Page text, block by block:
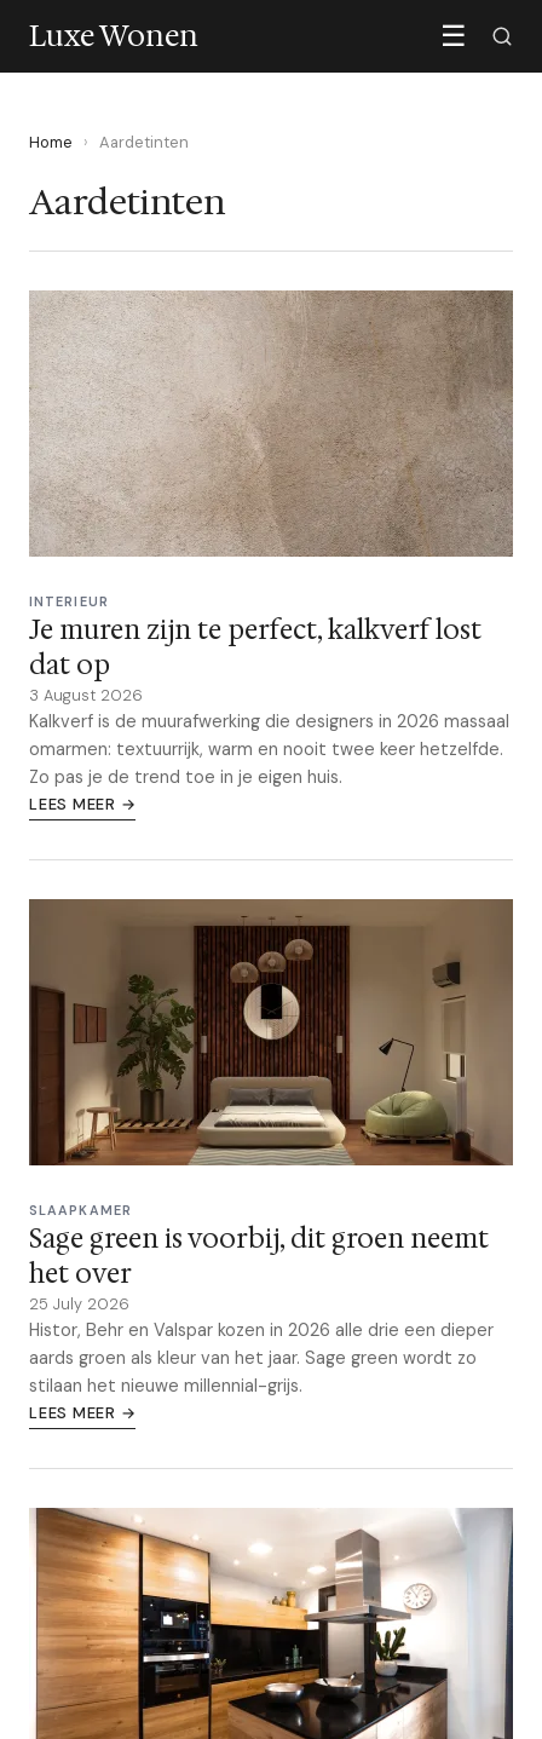
Luxe Wonen ☰
Home › Aardetinten
Aardetinten
INTERIEUR
Je muren zijn te perfect, kalkverf lost
dat op
3 August 2026
Kalkverf is de muurafwerking die designers in 2026 massaal
omarmen: textuurrijk, warm en nooit twee keer hetzelfde.
Zo pas je de trend toe in je eigen huis.
LEES MEER →
SLAAPKAMER
Sage green is voorbij, dit groen neemt
het over
25 July 2026
Histor, Behr en Valspar kozen in 2026 alle drie een dieper
aards groen als kleur van het jaar. Sage green wordt zo
stilaan het nieuwe millennial-grijs.
LEES MEER →